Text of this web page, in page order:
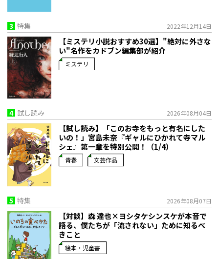
3 特集 2022年12月14日
【ミステリ小説おすすめ30選】"絶対に外さな
い"名作をカドブン編集部が紹介
ミステリ
4 試し読み 2026年08月04日
【試し読み】「このお寺をもっと有名にした
いの！」宮島未奈『ギャルにひかれて寺マル
シェ』第一章を特別公開！（1/4）
青春 文芸作品
5 特集 2026年08月07日
【対談】森 達也×ヨシタケシンスケが本音で
語る、僕たちが「流されない」ために知るべ
きこと
絵本・児童書